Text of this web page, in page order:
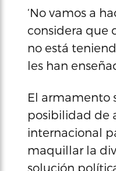
‘No vamos a
considera que
no está
les han
El armamento
posibilidad de
internacional
maquillar la
solución